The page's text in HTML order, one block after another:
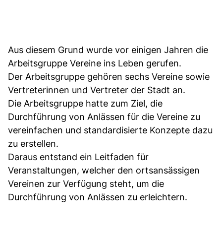
Aus diesem Grund wurde vor einigen Jahren die
Arbeitsgruppe Vereine ins Leben gerufen.
Der Arbeitsgruppe gehören sechs Vereine sowie
Vertreterinnen und Vertreter der Stadt an.
Die Arbeitsgruppe hatte zum Ziel, die
Durchführung von Anlässen für die Vereine zu
vereinfachen und standardisierte Konzepte dazu
zu erstellen.
Daraus entstand ein Leitfaden für
Veranstaltungen, welcher den ortsansässigen
Vereinen zur Verfügung steht, um die
Durchführung von Anlässen zu erleichtern.